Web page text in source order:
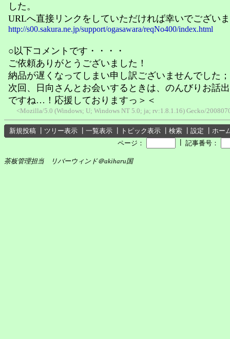
した。
URLへ直接リンクをしていただければ幸いでござい
http://s00.sakura.ne.jp/support/ogasawara/reqNo400/index.html
○以下コメントです・・・・
ご依頼ありがとうございました！
納品が遅くなってしまい申し訳ございませんでした；
次回、日向さんとお会いするときは、のんびりお話
ですね…！応援しておりますっ＞＜
<Mozilla/5.0 (Windows; U; Windows NT 5.0; ja; rv:1.8.1.16) Gecko/
新規投稿 ツリー表示 一覧表示 トピック表示 検索 設定
ホー
ページ：
記事番号：
茶板管理担当 リバーウィンド＠akiharu国